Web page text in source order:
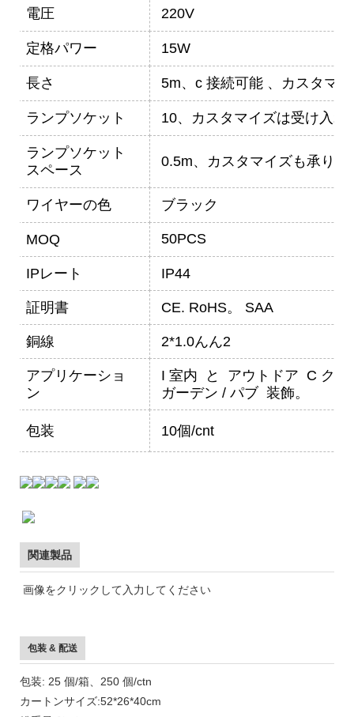
電圧 220V
定格パワー 15W
長さ 5m、c接続可能 、カスタマ
ランプソケット 10、カスタマイズは受け入れ
ランプソケット
スペース
0.5m、カスタマイズも承りま
ワイヤーの色 ブラック
MOQ 50PCS
IPレート IP44
証明書 CE. RoHS。 SAA
銅線 2*1.0んん2
アプリケーショ
ン
I 室内 と アウトドア C ク
ガーデン / パブ 装飾。
包装 10個/cnt
関連製品
画像をクリックして入力してください
包装 & 配送
包装: 25 個/箱、250 個/ctn
カートンサイズ:52*26*40cm